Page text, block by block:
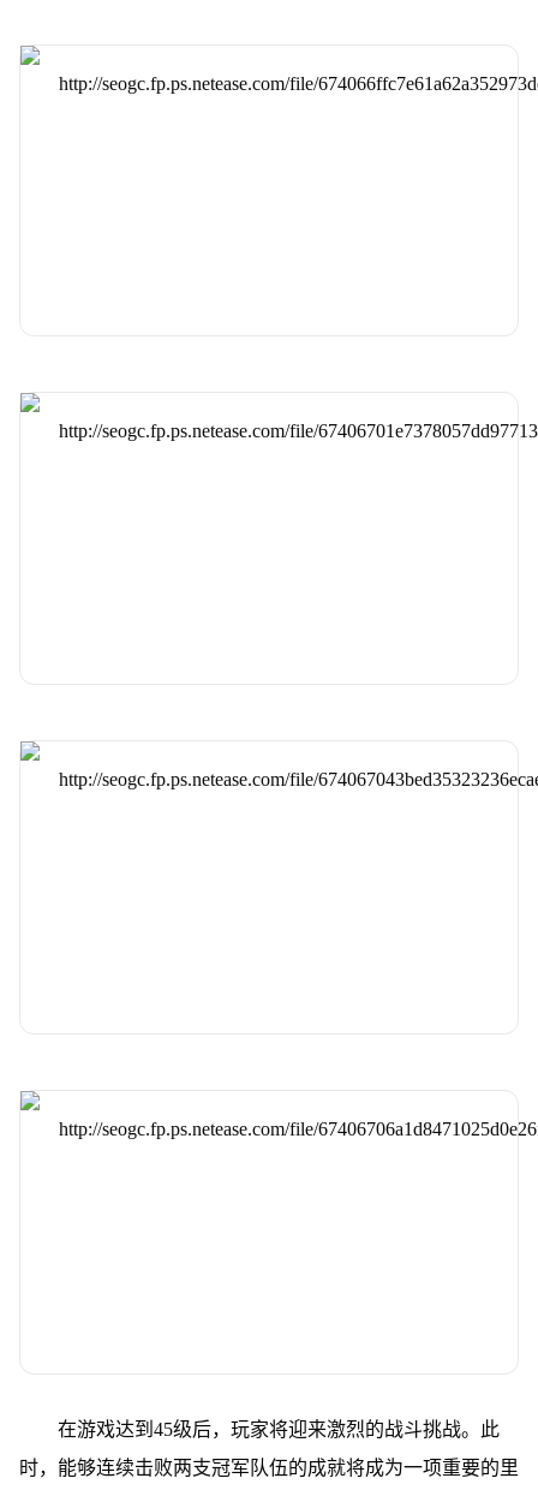
在游戏达到45级后，玩家将迎来激烈的战斗挑战。此
时，能够连续击败两支冠军队伍的成就将成为一项重要的里